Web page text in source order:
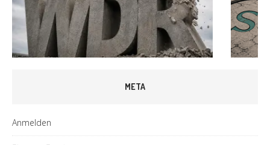
META
Anmelden